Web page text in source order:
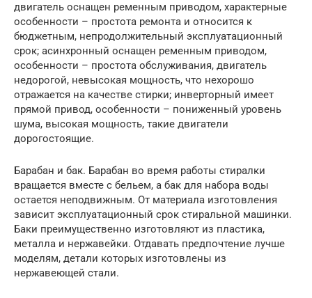
двигатель оснащен ременным приводом, характерные
особенности – простота ремонта и относится к
бюджетным, непродолжительный эксплуатационный
срок; асинхронный оснащен ременным приводом,
особенности – простота обслуживания, двигатель
недорогой, невысокая мощность, что нехорошо
отражается на качестве стирки; инверторный имеет
прямой привод, особенности – пониженный уровень
шума, высокая мощность, такие двигатели
дорогостоящие.
Барабан и бак. Барабан во время работы стиралки
вращается вместе с бельем, а бак для набора воды
остается неподвижным. От материала изготовления
зависит эксплуатационный срок стиральной машинки.
Баки преимущественно изготовляют из пластика,
металла и нержавейки. Отдавать предпочтение лучше
моделям, детали которых изготовлены из
нержавеющей стали.